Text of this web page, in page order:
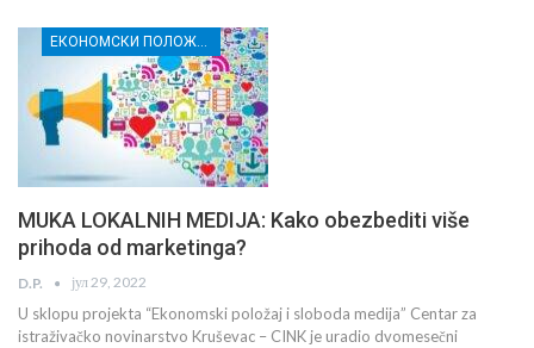
MUKA LOKALNIH MEDIJA: Kako obezbediti više
prihoda od marketinga?
D.P. јул 29, 2022
U sklopu projekta “Ekonomski položaj i sloboda medija” Centar za
istraživačko novinarstvo Kruševac – CINK je uradio dvomesečni